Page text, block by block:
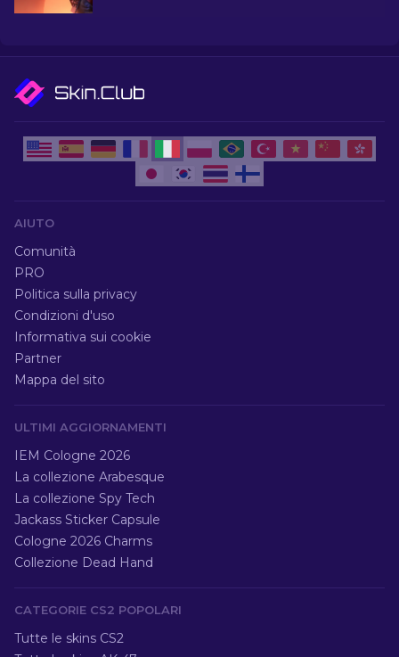
AIUTO
Comunità
PRO
Politica sulla privacy
Condizioni d'uso
Informativa sui cookie
Partner
Mappa del sito
ULTIMI AGGIORNAMENTI
IEM Cologne 2026
La collezione Arabesque
La collezione Spy Tech
Jackass Sticker Capsule
Cologne 2026 Charms
Collezione Dead Hand
CATEGORIE CS2 POPOLARI
Tutte le skins CS2